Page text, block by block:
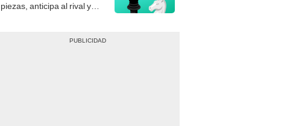
piezas, anticipa al rival y